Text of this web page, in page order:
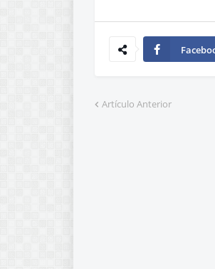
Artículo Anterior